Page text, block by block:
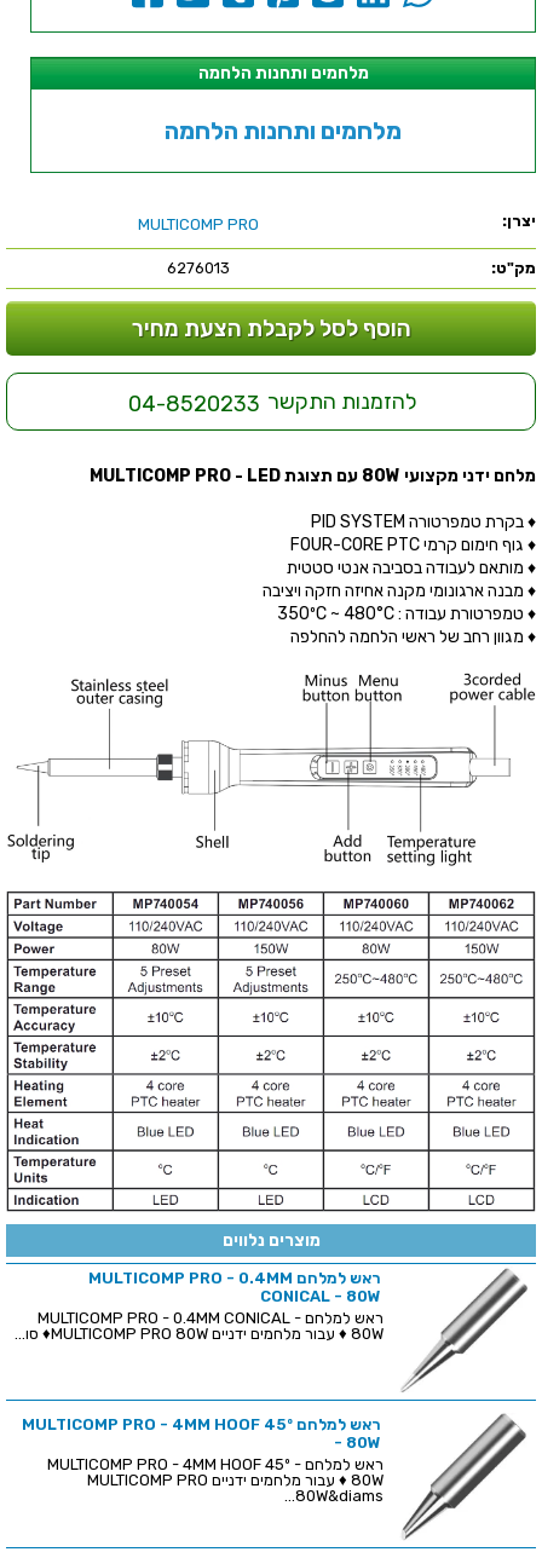
מלחמים ותחנות הלחמה
מלחמים ותחנות הלחמה
יצרן: MULTICOMP PRO
מק"ט: 6276013
הוסף לסל לקבלת הצעת מחיר
להזמנות התקשר 04-8520233
מלחם ידני מקצועי 80W עם תצוגת MULTICOMP PRO - LED
♦ בקרת טמפרטורה PID SYSTEM
♦ גוף חימום קרמי FOUR-CORE PTC
♦ מותאם לעבודה בסביבה אנטי סטטית
♦ מבנה ארגונומי מקנה אחיזה חזקה ויציבה
♦ טמפרטורת עבודה : 350ºC ~ 480°C
♦ מגוון רחב של ראשי הלחמה להחלפה
מוצרים נלווים
ראש למלחם MULTICOMP PRO - 0.4MM
CONICAL - 80W
ראש למלחם MULTICOMP PRO - 0.4MM CONICAL -
80W ♦ עבור מלחמים ידניים MULTICOMP PRO 80W♦ סו...
ראש למלחם MULTICOMP PRO - 4MM HOOF 45º
- 80W
ראש למלחם MULTICOMP PRO - 4MM HOOF 45º -
80W ♦ עבור מלחמים ידניים MULTICOMP PRO
80W&diams...